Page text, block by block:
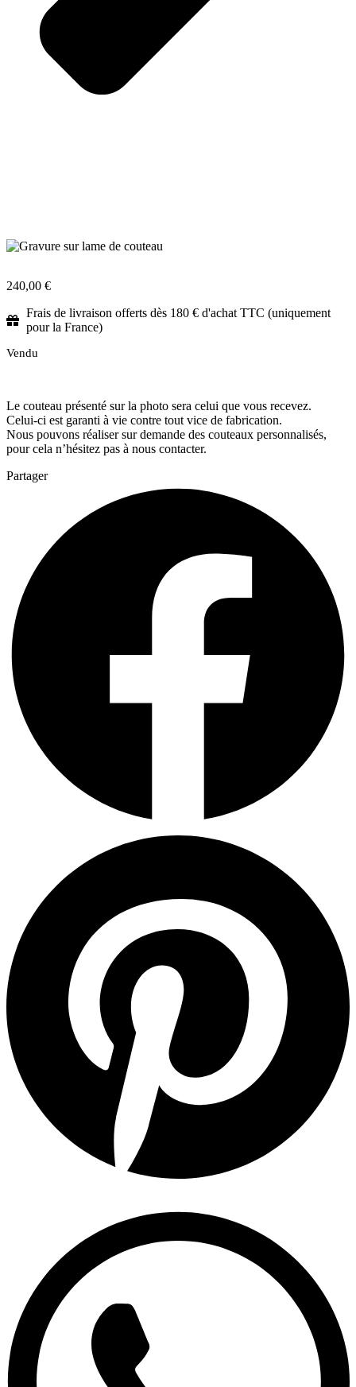
240,00 €
Frais de livraison offerts dès 180 € d'achat TTC (uniquement
pour la France)
Vendu
Le couteau présenté sur la photo sera celui que vous recevez.
Celui-ci est garanti à vie contre tout vice de fabrication.
Nous pouvons réaliser sur demande des couteaux personnalisés,
pour cela n’hésitez pas à nous contacter.
Partager